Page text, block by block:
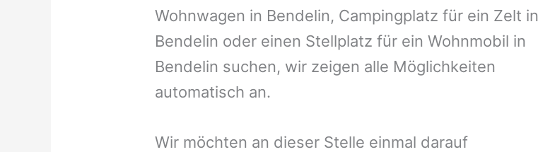
Wohnwagen in Bendelin, Campingplatz für ein Zelt in
Bendelin oder einen Stellplatz für ein Wohnmobil in
Bendelin suchen, wir zeigen alle Möglichkeiten
automatisch an.
Wir möchten an dieser Stelle einmal darauf